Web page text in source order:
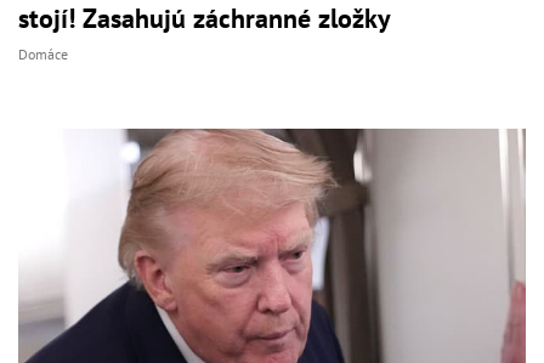
stojí! Zasahujú záchranné zložky
Domáce